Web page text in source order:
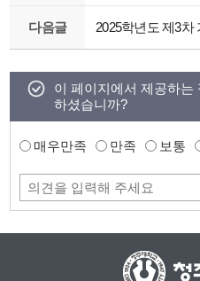
다음글
이 페이지에서 제공하는
하셨습니까?
매우만족 만족 보통